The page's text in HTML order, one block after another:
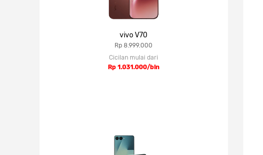
vivo V70
Rp 8.999.000
Cicilan mulai dari
Rp 1.031.000/bln